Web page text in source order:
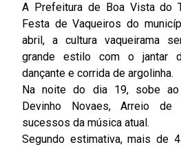
A Prefeitura de Boa Vista do
Festa de Vaqueiros do
abril, a cultura vaqueirama
grande estilo com o jantar
dançante e corrida de argolinha.
Na noite do dia 19, sobe
Devinho Novaes, Arreio de
sucessos da música atual.
Segundo estimativa, mais de